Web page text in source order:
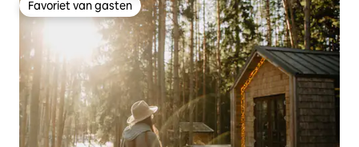
Favoriet van gasten
Favoriet van gasten